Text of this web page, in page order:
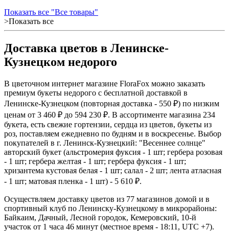
Показать все "Все товары"
>Показать все
Доставка цветов в Ленинске-
Кузнецком недорого
В цветочном интернет магазине FloraFox можно заказать
премиум букеты недорого с бесплатной доставкой в
Ленинске-Кузнецком (повторная доставка - 550 ₽) по низким
ценам от 3 460 ₽ до 594 230 ₽. В ассортименте магазина 234
букета, есть свежие гортензии, сердца из цветов, букеты из
роз, поставляем ежедневно по будням и в воскресенье. Выбор
покупателей в г. Ленинск-Кузнецкий: "Весеннее солнце"
авторский букет (альстромерия фуксия - 1 шт; гербера розовая
- 1 шт; гербера желтая - 1 шт; гербера фуксия - 1 шт;
хризантема кустовая белая - 1 шт; салал - 2 шт; лента атласная
- 1 шт; матовая пленка - 1 шт) - 5 610 ₽.
Осуществляем доставку цветов из 77 магазинов домой и в
спортивный клуб по Ленинску-Кузнецкому в микрорайоны:
Байкаим, Дачный, Лесной городок, Кемеровский, 10-й
участок от 1 часа 46 минут (местное время - 18:11, UTC +7).